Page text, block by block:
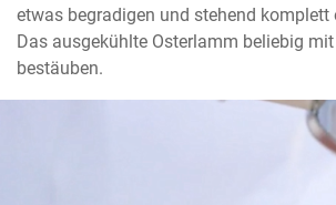
etwas begradigen und stehend komplett
Das ausgekühlte Osterlamm beliebig
bestäuben.